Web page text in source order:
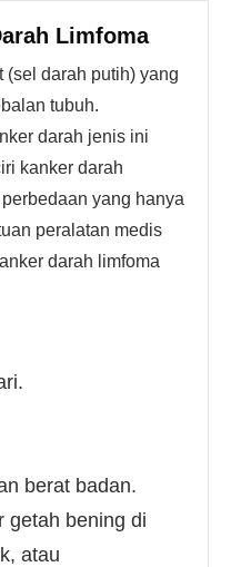
Limfoma
(sel darah putih) yang
tubuh.
darah jenis ini
kanker darah
yang hanya
peralatan medis
darah limfoma
berat badan.
getah bening di
atau